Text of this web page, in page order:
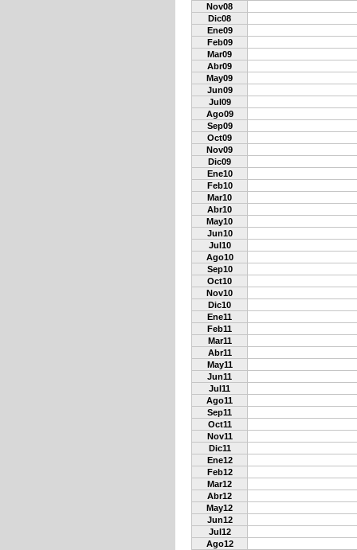
Nov08
Dic08
Ene09
Feb09
Mar09
Abr09
May09
Jun09
Jul09
Ago09
Sep09
Oct09
Nov09
Dic09
Ene10
Feb10
Mar10
Abr10
May10
Jun10
Jul10
Ago10
Sep10
Oct10
Nov10
Dic10
Ene11
Feb11
Mar11
Abr11
May11
Jun11
Jul11
Ago11
Sep11
Oct11
Nov11
Dic11
Ene12
Feb12
Mar12
Abr12
May12
Jun12
Jul12
Ago12